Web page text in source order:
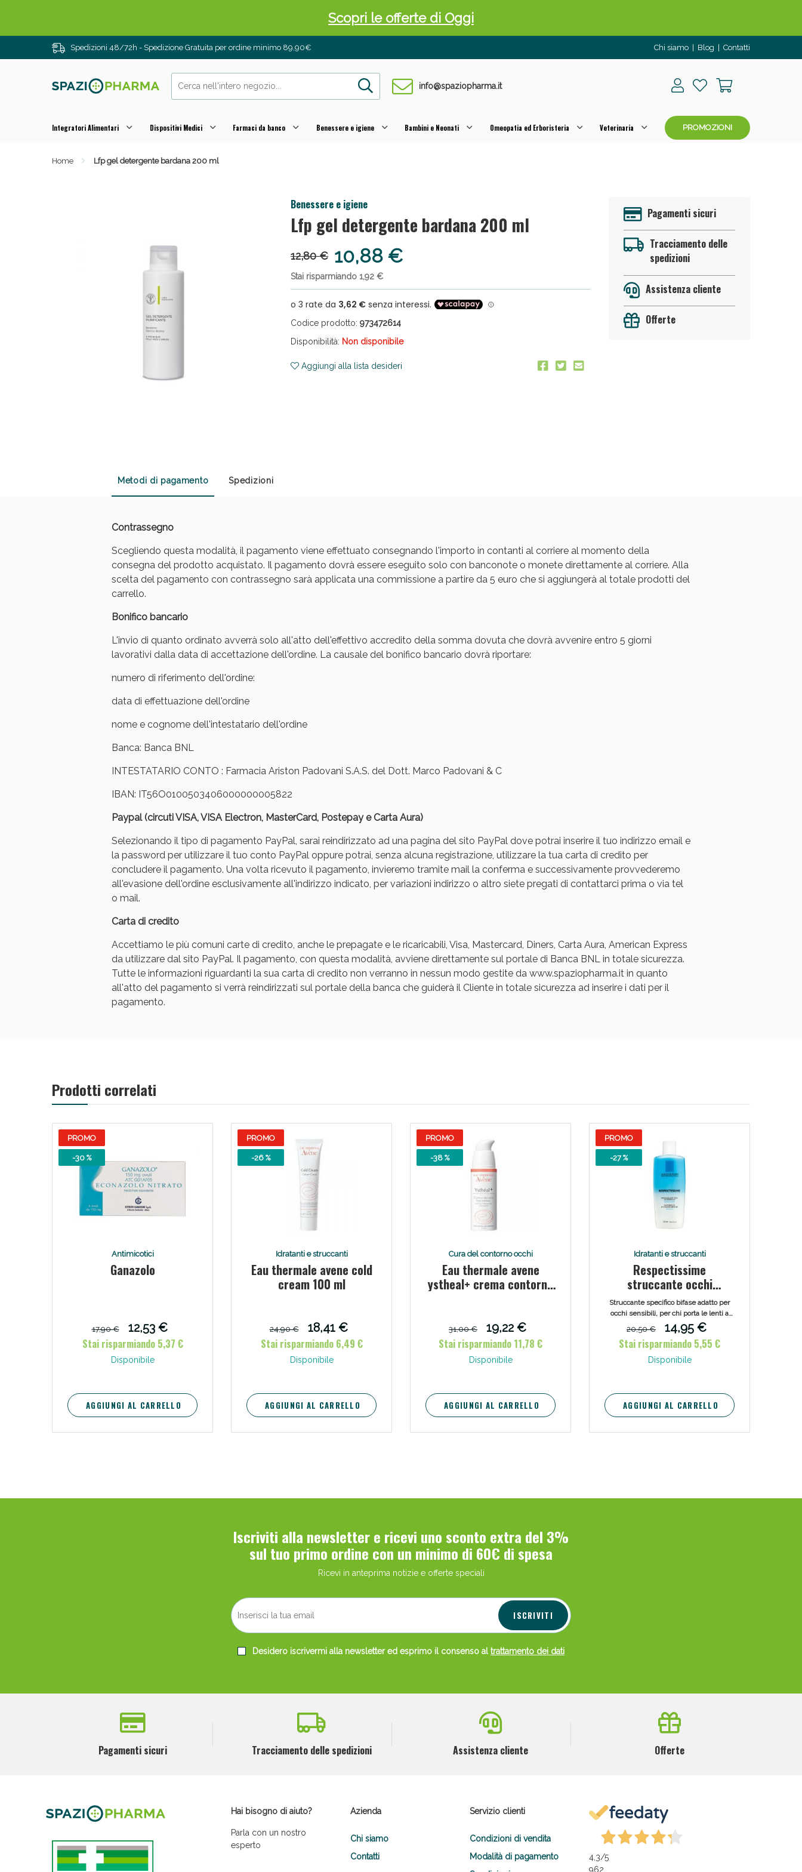
Spedizioni 48/72h - Spedizione Gratuita per ordine minimo 89,90€ Chi siamo Blog Contatti
info@spaziopharma.it
Integratori Alimentari Dispositivi Medici Farmaci da banco Benessere e igiene Bambini e Neonati Omeopatia ed Erboristeria Veterinaria PROMOZIONI
Home Lfp gel detergente bardana 200 ml
Benessere e igiene
Lfp gel detergente bardana 200 ml
12,80 € 10,88 €
Stai risparmiando 1,92 €
Codice prodotto: 973472614
Disponibilità: Non disponibile
Aggiungi alla lista desideri
Pagamenti sicuri
Tracciamento delle
spedizioni
Assistenza cliente
Offerte
Metodi di pagamento Spedizioni
Contrassegno
Scegliendo questa modalità, il pagamento viene effettuato consegnando l'importo in contanti al corriere al momento della
consegna del prodotto acquistato. Il pagamento dovrà essere eseguito solo con banconote o monete direttamente al corriere. Alla
scelta del pagamento con contrassegno sarà applicata una commissione a partire da 5 euro che si aggiungerà al totale prodotti del
carrello.
Bonifico bancario
L'invio di quanto ordinato avverrà solo all'atto dell'effettivo accredito della somma dovuta che dovrà avvenire entro 5 giorni
lavorativi dalla data di accettazione dell'ordine. La causale del bonifico bancario dovrà riportare:
numero di riferimento dell'ordine:
data di effettuazione dell'ordine
nome e cognome dell'intestatario dell'ordine
Banca: Banca BNL
INTESTATARIO CONTO : Farmacia Ariston Padovani S.A.S. del Dott. Marco Padovani & C
IBAN: IT56O0100503406000000005822
Paypal (circuti VISA, VISA Electron, MasterCard, Postepay e Carta Aura)
Selezionando il tipo di pagamento PayPal, sarai reindirizzato ad una pagina del sito PayPal dove potrai inserire il tuo indirizzo email e
la password per utilizzare il tuo conto PayPal oppure potrai, senza alcuna registrazione, utilizzare la tua carta di credito per
concludere il pagamento. Una volta ricevuto il pagamento, invieremo tramite mail la conferma e successivamente provvederemo
all'evasione dell'ordine esclusivamente all'indirizzo indicato, per variazioni indirizzo o altro siete pregati di contattarci prima o via tel
o mail.
Carta di credito
Accettiamo le più comuni carte di credito, anche le prepagate e le ricaricabili, Visa, Mastercard, Diners, Carta Aura, American Express
da utilizzare dal sito PayPal. Il pagamento, con questa modalità, avviene direttamente sul portale di Banca BNL in totale sicurezza.
Tutte le informazioni riguardanti la sua carta di credito non verranno in nessun modo gestite da www.spaziopharma.it in quanto
all'atto del pagamento si verrà reindirizzati sul portale della banca che guiderà il Cliente in totale sicurezza ad inserire i dati per il
pagamento.
Prodotti correlati
PROMO
-30 %
Antimicotici
Ganazolo
17,90 €
12,53 €
Stai risparmiando 5,37 €
Disponibile
AGGIUNGI AL CARRELLO
PROMO
-26 %
Idratanti e struccanti
Eau thermale avene cold
cream 100 ml
24,90 €
18,41 €
Stai risparmiando 6,49 €
Disponibile
AGGIUNGI AL CARRELLO
PROMO
-38 %
Cura del contorno occhi
Eau thermale avene
ystheal+ crema contorno
31,00 €
19,22 €
Stai risparmiando 11,78 €
Disponibile
AGGIUNGI AL CARRELLO
PROMO
-27 %
Idratanti e struccanti
Respectissime
struccante occhi
waterproof bifase 125 ml
Struccante specifico bifase adatto per
occhi sensibili, per chi porta le lenti a
contatto o per chi usa prodotti
waterproof, dal maquillage più
resistente.
20,50 €
14,95 €
Stai risparmiando 5,55 €
Disponibile
AGGIUNGI AL CARRELLO
Iscriviti alla newsletter e ricevi uno sconto extra del 3%
sul tuo primo ordine con un minimo di 60€ di spesa
Ricevi in anteprima notizie e offerte speciali
ISCRIVITI
Desidero iscrivermi alla newsletter ed esprimo il consenso al trattamento dei dati
Pagamenti sicuri Tracciamento delle spedizioni Assistenza cliente Offerte
Hai bisogno di aiuto?
Parla con un nostro
esperto
Azienda
Chi siamo
Contatti
Servizio clienti
Condizioni di vendita
Modalità di pagamento
4,3/5
962
Scopri le offerte di Oggi
Drenanti e Pancia Piatta: Sconti fino al 55% validi solo per OGGI!
Salini e Multivitaminici: oggi Sconto extra fino al 50%!
Anticellulite e Fanghi: Sconto fino al 40% valido oggi!
Benessere Intestinale: Sconto fino al 55% valido oggi!